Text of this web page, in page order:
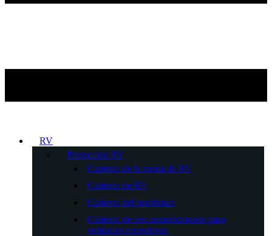
RV
Protección RV
Cubierta de la rueda de RV
Cubierta de RV
Cubierta del parabrisas
Cubierta de aire acondicionado para
vehículos recreativos